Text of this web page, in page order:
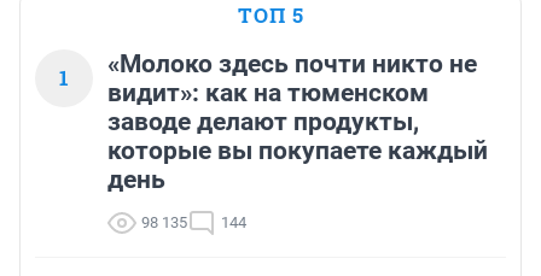
ТОП 5
1
«Молоко здесь почти никто не
видит»: как на тюменском
заводе делают продукты,
которые вы покупаете каждый
день
98 135 144